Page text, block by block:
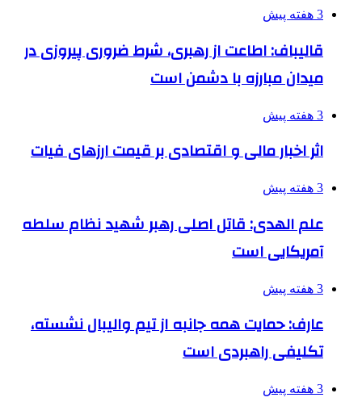
3 هفته پیش
قالیباف: اطاعت از رهبری، شرط ضروری پیروزی در
میدان مبارزه با دشمن است
3 هفته پیش
اثر اخبار مالی و اقتصادی بر قیمت ارزهای فیات
3 هفته پیش
علم الهدی: قاتل اصلی رهبر شهید نظام سلطه
آمریکایی است
3 هفته پیش
عارف: حمایت همه جانبه از تیم والیبال نشسته،
تکلیفی راهبردی است
3 هفته پیش